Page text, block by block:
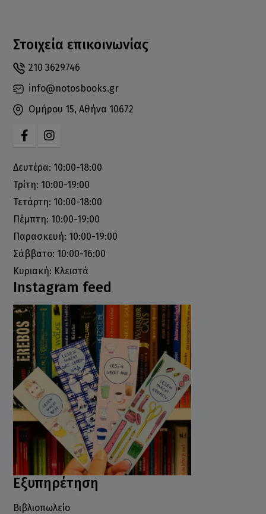
Στοιχεία επικοινωνίας
210 3629746
info@notosbooks.gr
Ομήρου 15, Αθήνα 10672
Δευτέρα: 10:00-18:00
Τρίτη: 10:00-19:00
Τετάρτη: 10:00-18:00
Πέμπτη: 10:00-19:00
Παρασκευή: 10:00-19:00
Σάββατο: 10:00-16:00
Κυριακή: Κλειστά
Instagram feed
Εξυπηρέτηση
Βιβλιοπωλείο